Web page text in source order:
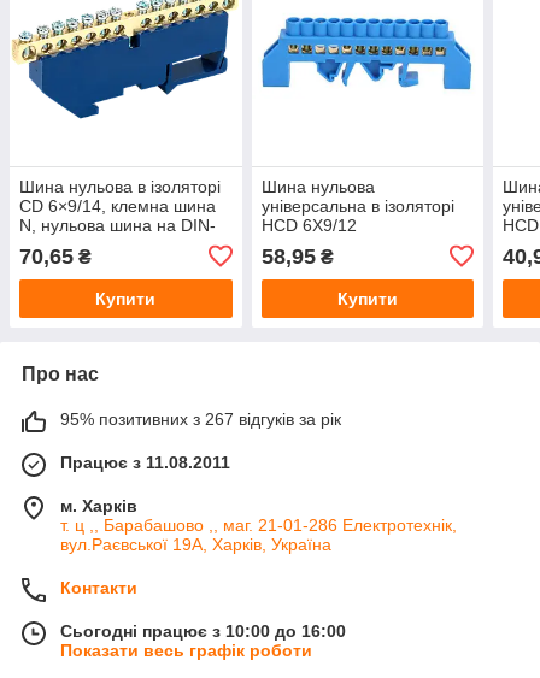
Шина нульова в ізоляторі
CD 6×9/14, клемна шина
N, нульова шина на DIN-
70,65 ₴
Купити
Шина нульова
універсальна в ізоляторі
HCD 6Х9/12
58,95₴
Купити
Про нас
95% позитивних з 267 відгуків за рік
Працює з 11.08.2011
м. Харків
т. ц ,, Барабашово ,, маг. 21-01-286 Електротехнік,
вул.Раєвської 19А, Харків, Україна
Контакти
Сьогодні працює з 10:00 до 16:00
Показати весь графік роботи